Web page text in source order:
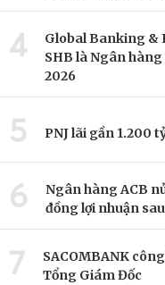
4
Global Banking &
SHB là Ngân
2026
5 PNJ lãi gần 1.200
6
Ngân hàng ACB
đồng lợi nhuận
7
SACOMBANK
Tổng Giám Đốc